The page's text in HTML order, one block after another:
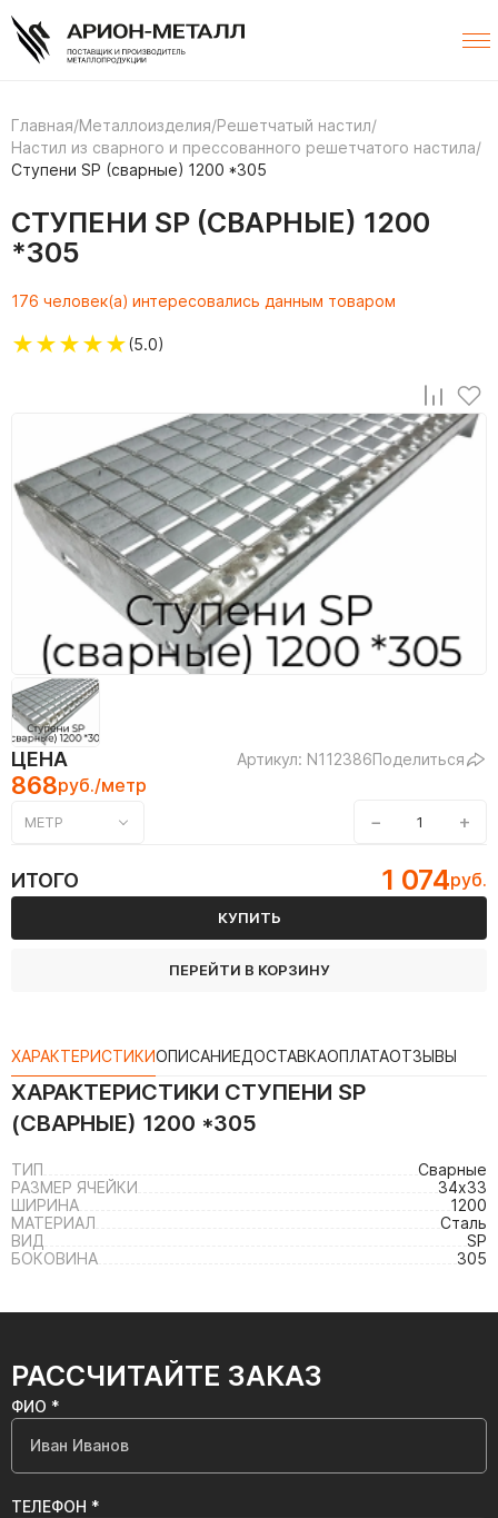
Главная/Металлоизделия/Решетчатый настил/
Настил из сварного и прессованного решетчатого настила/
Ступени SP (сварные) 1200 *305
СТУПЕНИ SP (СВАРНЫЕ) 1200
*305
176 человек(а) интересовались данным товаром
★★★★★(5.0)
ЦЕНА Артикул: N112386Поделиться
868руб./метр
МЕТР − +
ИТОГО 1 074руб.
КУПИТЬ
ПЕРЕЙТИ В КОРЗИНУ
ХАРАКТЕРИСТИКИОПИСАНИЕДОСТАВКАОПЛАТАОТЗЫВЫ
ХАРАКТЕРИСТИКИ СТУПЕНИ SP
(СВАРНЫЕ) 1200 *305
ТИП
Сварные
РАЗМЕР ЯЧЕЙКИ
34х33
ШИРИНА
1200
МАТЕРИАЛ
Сталь
ВИД
SP
БОКОВИНА
305
РАССЧИТАЙТЕ ЗАКАЗ
ФИО *
ТЕЛЕФОН *